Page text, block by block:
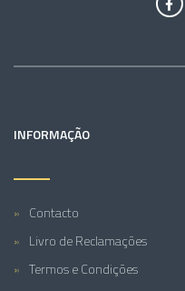
INFORMAÇÃO
Contacto
Livro de Reclamações
Termos e Condições